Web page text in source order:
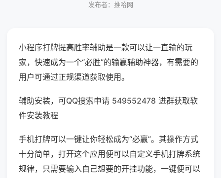
发布者：推哈网
小程序打牌提高胜率辅助是一款可以让一直输的玩
家，快速成为一个“必胜”的输赢辅助神器，有需要的
用户可通过正规渠道获取使用。
辅助安装，可QQ搜索申请 549552478 进群获取软
件安装教程
手机打牌可以一键让你轻松成为“必赢”。其操作方式
十分简单，打开这个应用便可以自定义手机打牌系统
规律，只需要输入自己想要的开挂功能，一键便可以